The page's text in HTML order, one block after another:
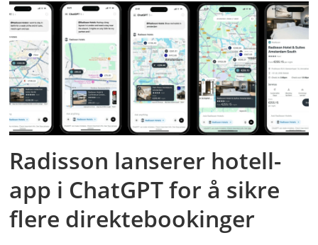
Radisson lanserer hotell-
app i ChatGPT for å sikre
flere direktebookinger